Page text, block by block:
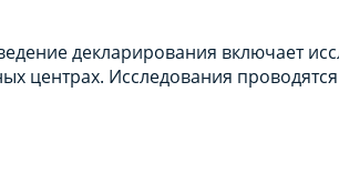
декларирования включает
центрах. Исследования